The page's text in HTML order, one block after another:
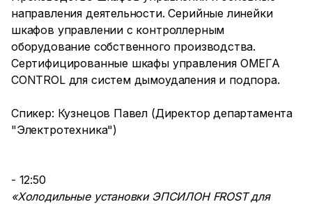
направления деятельности. Серийные линейки
шкафов управлении с контроллерным
оборудование собственного производства.
Сертифицированные шкафы управления ОМЕГА
CONTROL для систем дымоудаления и подпора.
Спикер: Кузнецов Павел (Директор департамента
"Электротехника")
- 12:50
«Холодильные установки ЭПСИЛОН FROST для